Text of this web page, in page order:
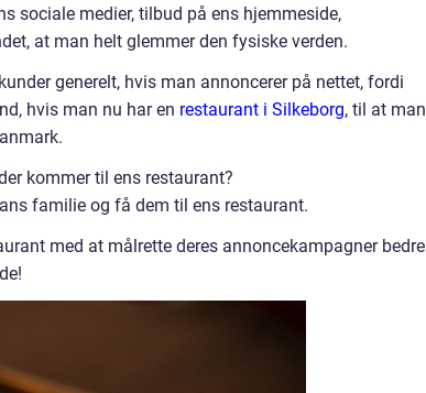
sociale medier, tilbud på ens hjemmeside,
at man helt glemmer den fysiske verden.
generelt, hvis man annoncerer på nettet, fordi
hvis man nu har en restaurant i Silkeborg, til at man
kommer til ens restaurant?
familie og få dem til ens restaurant.
med at målrette deres annoncekampagner bedre